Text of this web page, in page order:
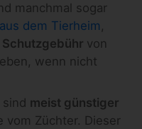
manchmal sogar
dem Tierheim ,
Schutzgebühr von
wenn nicht
sind meist günstiger
vom Züchter. Dieser